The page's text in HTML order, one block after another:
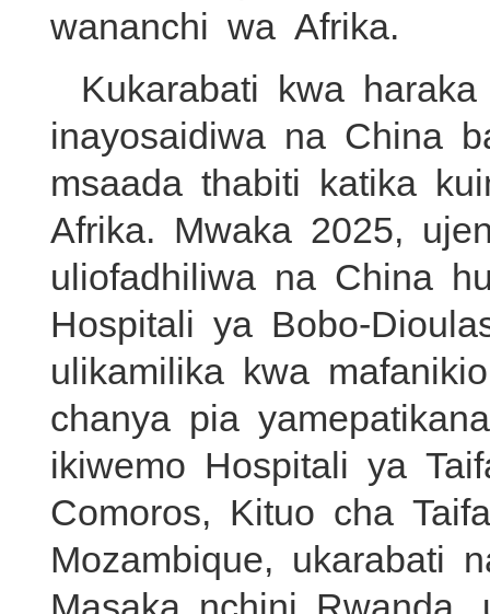
wananchi wa Afrika.
Kukarabati kwa
inayosaidiwa na China
msaada thabiti katika
Afrika. Mwaka 2025,
uliofadhiliwa na China
Hospitali ya Bobo-
ulikamilika kwa
chanya pia
ikiwemo Hospitali ya
Comoros, Kituo cha
Mozambique, ukarabati